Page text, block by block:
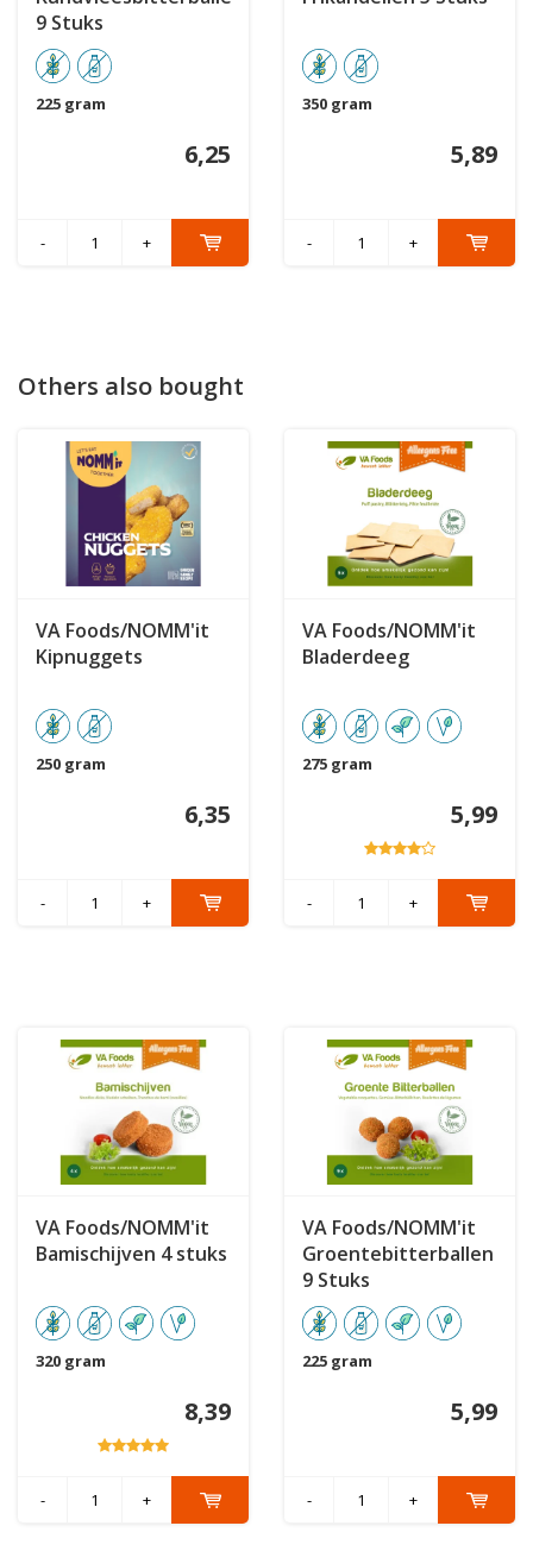
9 Stuks
225 gram
6,25
- +
350 gram
5,89
- +
Others also bought
VA Foods/NOMM'it
Kipnuggets
250 gram
6,35
- +
VA Foods/NOMM'it
Bladerdeeg
275 gram
5,99
- +
VA Foods/NOMM'it
Bamischijven 4 stuks
320 gram
8,39
- +
VA Foods/NOMM'it
Groentebitterballen
9 Stuks
225 gram
5,99
- +